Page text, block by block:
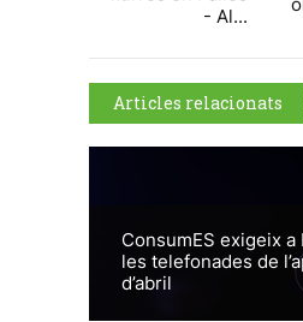
- Al...
Articles relacionats
ConsumES exigeix a
les telefonades de
d’abril